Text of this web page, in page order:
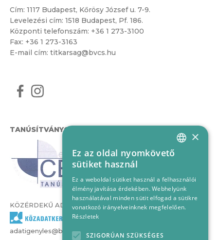
Cím: 1117 Budapest, Kőrösy József u. 7-9.
Levelezési cím: 1518 Budapest, Pf. 186.
Központi telefonszám: +36 1 273-3100
Fax: +36 1 273-3163
E-mail cím: titkarsag@bvcs.hu
TANÚSÍTVÁNYOK
KÖZÉRDEKŰ ADATOK
adatigenyles@bvcs.hu
HUNGARIAN
×
Ez az oldal nyomkövető
sütiket használ
Ez a weboldal sütiket használ a felhasználói
élmény javítása érdekében. Webhelyünk
használatával minden sütit elfogad a sütikre
vonatkozó irányelveinknek megfelelően.
Részletek
SZIGORÚAN SZÜKSÉGES